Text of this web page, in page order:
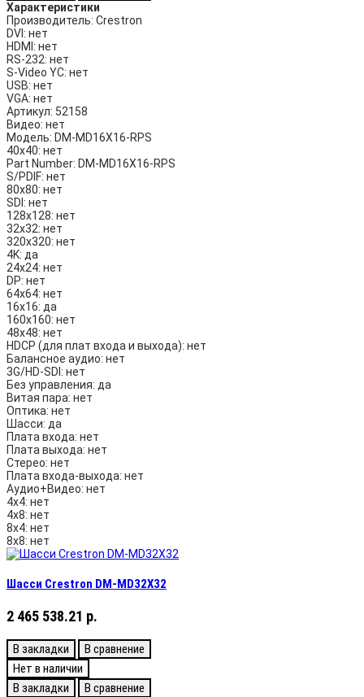
Характеристики
Производитель: Crestron
DVI: нет
HDMI: нет
RS-232: нет
S-Video YC: нет
USB: нет
VGA: нет
Артикул: 52158
Видео: нет
Модель: DM-MD16X16-RPS
40х40: нет
Part Number: DM-MD16X16-RPS
S/PDIF: нет
80х80: нет
SDI: нет
128х128: нет
32х32: нет
320х320: нет
4K: да
24х24: нет
DP: нет
64х64: нет
16х16: да
160х160: нет
48х48: нет
HDCP (для плат входа и выхода): нет
Балансное аудио: нет
3G/HD-SDI: нет
Без управления: да
Витая пара: нет
Оптика: нет
Шасси: да
Плата входа: нет
Плата выхода: нет
Стерео: нет
Плата входа-выхода: нет
Аудио+Видео: нет
4х4: нет
4х8: нет
8х4: нет
8х8: нет
Шасси Crestron DM-MD32X32
2 465 538.21 р.
В закладки
В сравнение
Нет в наличии
В закладки
В сравнение